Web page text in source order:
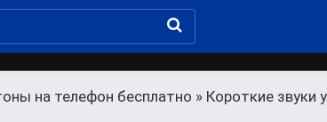
на телефон бесплатно » Короткие звуки